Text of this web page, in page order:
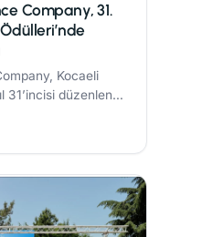
Company, 31.
Kocaeli
31’incisi düzenlenen
"Çevre